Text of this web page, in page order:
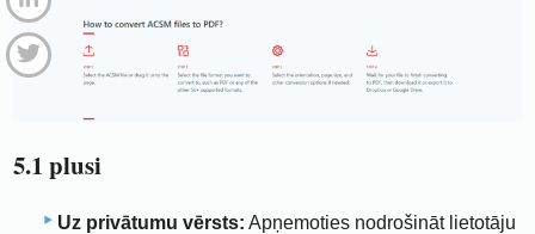
5.1 plusi
Uz privātumu vērsts: Apņemoties nodrošināt lietotāju